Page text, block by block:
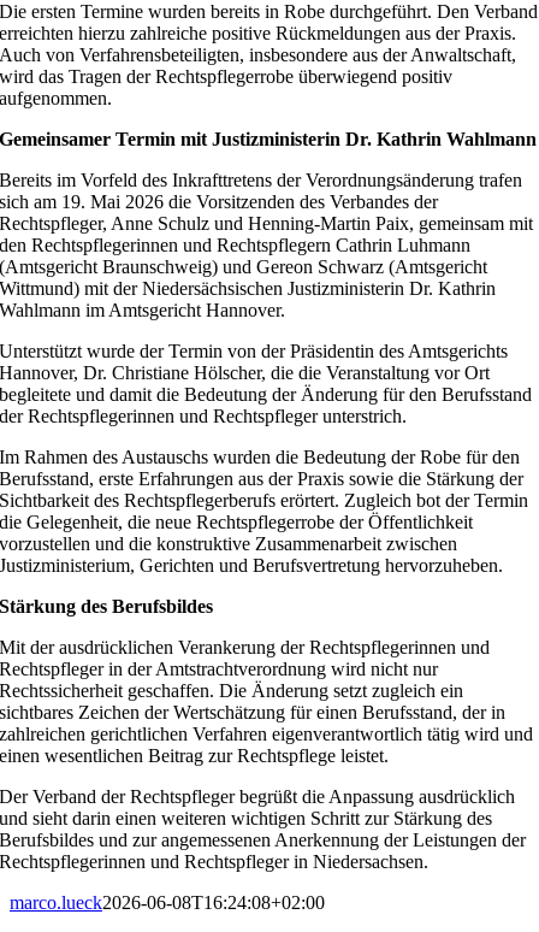
Die ersten Termine wurden bereits in Robe durchgeführt. Den Verband
erreichten hierzu zahlreiche positive Rückmeldungen aus der Praxis.
Auch von Verfahrensbeteiligten, insbesondere aus der Anwaltschaft,
wird das Tragen der Rechtspflegerrobe überwiegend positiv
aufgenommen.
Gemeinsamer Termin mit Justizministerin Dr. Kathrin Wahlmann
Bereits im Vorfeld des Inkrafttretens der Verordnungsänderung trafen
sich am 19. Mai 2026 die Vorsitzenden des Verbandes der
Rechtspfleger, Anne Schulz und Henning-Martin Paix, gemeinsam mit
den Rechtspflegerinnen und Rechtspflegern Cathrin Luhmann
(Amtsgericht Braunschweig) und Gereon Schwarz (Amtsgericht
Wittmund) mit der Niedersächsischen Justizministerin Dr. Kathrin
Wahlmann im Amtsgericht Hannover.
Unterstützt wurde der Termin von der Präsidentin des Amtsgerichts
Hannover, Dr. Christiane Hölscher, die die Veranstaltung vor Ort
begleitete und damit die Bedeutung der Änderung für den Berufsstand
der Rechtspflegerinnen und Rechtspfleger unterstrich.
Im Rahmen des Austauschs wurden die Bedeutung der Robe für den
Berufsstand, erste Erfahrungen aus der Praxis sowie die Stärkung der
Sichtbarkeit des Rechtspflegerberufs erörtert. Zugleich bot der Termin
die Gelegenheit, die neue Rechtspflegerrobe der Öffentlichkeit
vorzustellen und die konstruktive Zusammenarbeit zwischen
Justizministerium, Gerichten und Berufsvertretung hervorzuheben.
Stärkung des Berufsbildes
Mit der ausdrücklichen Verankerung der Rechtspflegerinnen und
Rechtspfleger in der Amtstrachtverordnung wird nicht nur
Rechtssicherheit geschaffen. Die Änderung setzt zugleich ein
sichtbares Zeichen der Wertschätzung für einen Berufsstand, der in
zahlreichen gerichtlichen Verfahren eigenverantwortlich tätig wird und
einen wesentlichen Beitrag zur Rechtspflege leistet.
Der Verband der Rechtspfleger begrüßt die Anpassung ausdrücklich
und sieht darin einen weiteren wichtigen Schritt zur Stärkung des
Berufsbildes und zur angemessenen Anerkennung der Leistungen der
Rechtspflegerinnen und Rechtspfleger in Niedersachsen.
marco.lueck2026-06-08T16:24:08+02:00